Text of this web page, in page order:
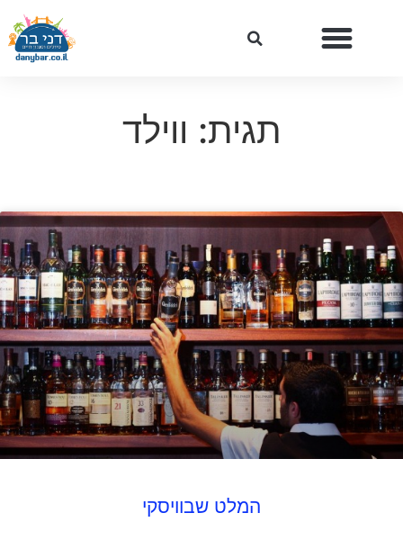
תגית: ווילד
המלט שבוויסקי